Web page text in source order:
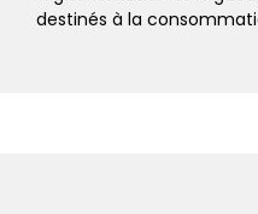
destinés à la